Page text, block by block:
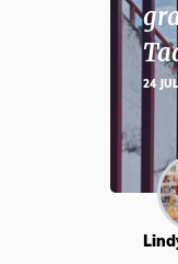
24